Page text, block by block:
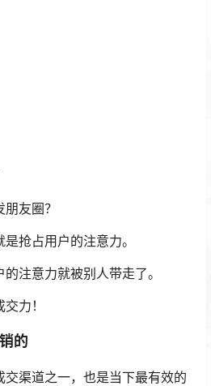
友圈？
抢占用户的注意力。
注意力就被别人带走了。
力！
的
渠道之一，也是当下最有效的